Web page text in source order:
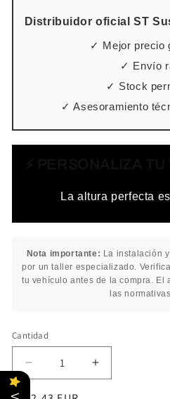
Distribuidor oficial ST
✓ Mejor precio
✓ Envío
✓ Stock
✓ Asesoramiento
La altura perfecta
Nota importante: La instalación
por un taller especializado.
tu vehículo antes de la compra. El
las
Cantidad
Cantidad
Reducir
cantidad
Aumentar
cantidad